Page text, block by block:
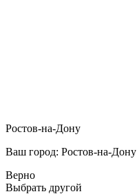
Ростов-на-Дону
Ваш город: Ростов-на-Дону
Верно
Выбрать другой